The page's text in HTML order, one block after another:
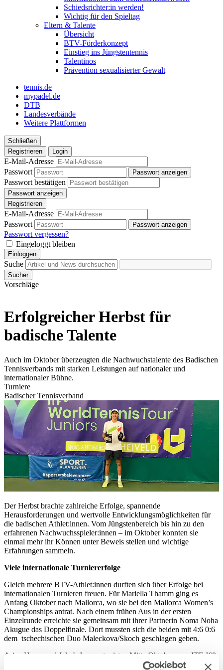
Schiedsrichter:in werden!
Wichtig für den Spieltag
Eltern & Talente
Übersicht
BTV-Förderkonzept
Einstieg ins Jüngstentennis
Talentinos
Prävention sexualisierter Gewalt
tennis.de
mypadel.de
DTB
Landesverbände
Weitere Plattformen
Schließen
Registrieren
Login
E-Mail-Adresse
Passwort
Passwort anzeigen
Passwort bestätigen
Passwort anzeigen
Registrieren
E-Mail-Adresse
Passwort
Passwort anzeigen
Passwort vergessen?
Eingeloggt bleiben
Einloggen
Suche
Sucher
Vorschläge
Erfolgreicher Herbst für
badische Talente
Auch im Oktober überzeugten die Nachwuchstalente des Badischen
Tennisverbands mit starken Leistungen auf nationaler und
internationaler Bühne.
Turniere
Badischer Tennisverband
Der Herbst brachte zahlreiche Erfolge, spannende
Herausforderungen und wertvolle Entwicklungsmöglichkeiten für
die badischen Athlet:innen. Vom Jüngstenbereich bis hin zu den
erfahrenen Nachwuchsspieler:innen – im Oktober konnten sie
einmal mehr ihr Können unter Beweis stellen und wichtige
Erfahrungen sammeln.
Viele internationale Turniererfolge
Gleich mehrere BTV-Athlet:innen durften sich über Erfolge bei
internationalen Turnieren freuen. Für Mariella Thamm ging es
Anfang Oktober nach Mallorca, wo sie bei den Mallorca Women’s
Championships antrat. Nach einem frühen Aus in der ersten
Einzelrunde erreichte sie gemeinsam mit ihrer Partnerin Noma Noha
Akugue das Doppelfinale. Dort mussten sich die beiden mit 4:6 0:6
dem tschechischen Duo Maleckova/Skoch geschlagen geben.
Arian Hasas und Jakob Joggerst reisten Mitte Oktober zum ITF J60
Turnier nach Arnhem (NED). Hasas spielte sich nach einem starken